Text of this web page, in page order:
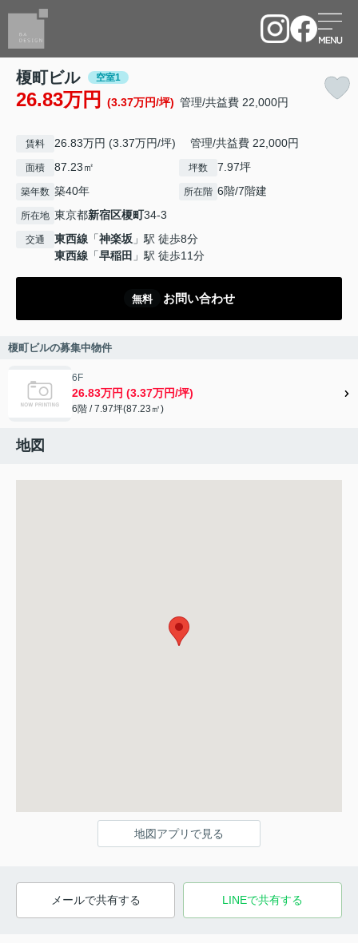
榎町ビル 空室1
26.83万円 (3.37万円/坪) 管理/共益費 22,000円
賃料 26.83万円 (3.37万円/坪) 管理/共益費 22,000円
面積 87.23㎡ 坪数 7.97坪
築年数 築40年 所在階 6階/7階建
所在地 東京都新宿区榎町34-3
交通 東西線 「神楽坂 」駅 徒歩8分
東西線 「早稲田 」駅 徒歩11分
無料 お問い合わせ
榎町ビルの募集中物件
6F
26.83万円 (3.37万円/坪)
6階 / 7.97坪(87.23㎡)
地図
地図アプリで見る
メールで共有する LINEで共有する